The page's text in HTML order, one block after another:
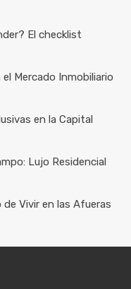
El checklist
Mercado Inmobiliario
en la Capital
Lujo Residencial
de Vivir en las Afueras